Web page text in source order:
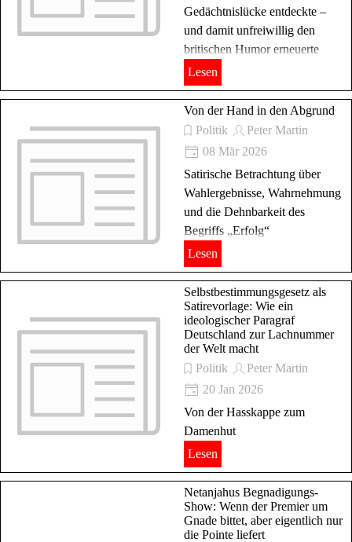
Gedächtnislücke entdeckte –
und damit unfreiwillig den
britischen Humor erneuerte
Lesen
Von der Hand in den Abgrund
Politik
Peter Martin
08 Mär 2026
Satirische Betrachtung über
Wahlergebnisse, Wahrnehmung
und die Dehnbarkeit des
Begriffs „Erfolg“
Lesen
Selbstbestimmungsgesetz als
Satirevorlage: Wie ein
ideologischer Paragraf
Deutschland zur Lachnummer
der Welt macht
Politik
Peter Martin
20 Jan 2026
Von der Hasskappe zum
Damenhut
Lesen
Netanjahus Begnadigungs-
Show: Wenn der Premier um
Gnade bittet, aber eigentlich nur
die Pointe liefert